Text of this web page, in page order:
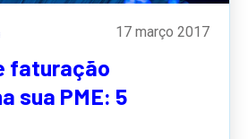
17 março 2017
faturação
sua PME: 5